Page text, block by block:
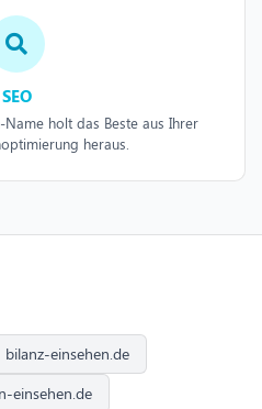
SEO
holt das Beste aus Ihrer
heraus.
bilanz-einsehen.de
einsehen.de